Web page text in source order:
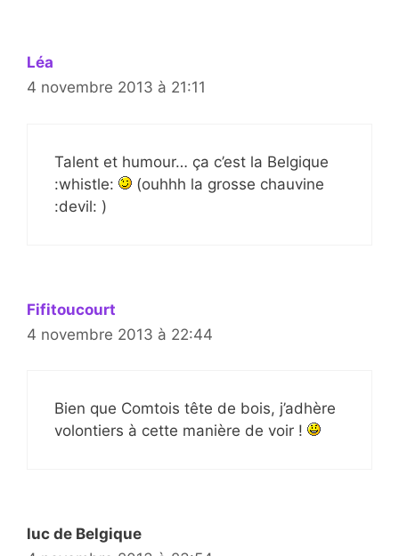
Léa
4 novembre 2013 à 21:11
Talent et humour… ça c’est la Belgique
:whistle:
(ouhhh la grosse chauvine
:devil: )
Fifitoucourt
4 novembre 2013 à 22:44
Bien que Comtois tête de bois, j’adhère
volontiers à cette manière de voir !
luc de Belgique